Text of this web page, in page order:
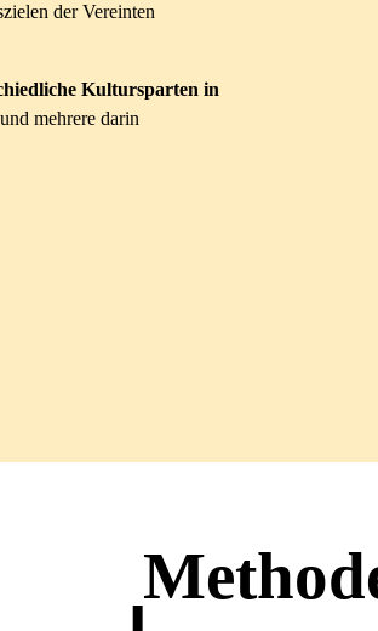
der Vereinten
Kultursparten in
mehrere darin